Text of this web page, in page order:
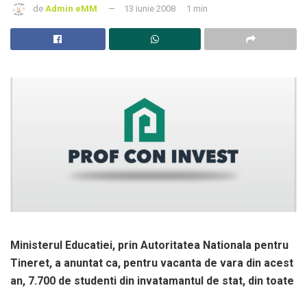
de Admin eMM 13 iunie 2008 1 min
Ministerul Educatiei, prin Autoritatea Nationala pentru
Tineret, a anuntat ca, pentru vacanta de vara din acest
an, 7.700 de studenti din invatamantul de stat, din toate